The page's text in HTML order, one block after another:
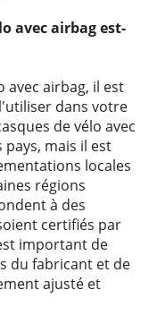
avec airbag est-
avec airbag, il est
dans votre
de vélo avec
mais il est
locales
régions
à des
certifiés par
important de
du fabricant et de
ajusté et